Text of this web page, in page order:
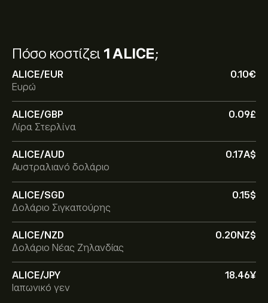
Πόσο κοστίζει 1 ALICE;
ALICE/EUR
0.10‎€‎
Ευρώ
ALICE/GBP
0.09‎£‎
Λίρα Στερλίνα
ALICE/AUD
0.17‎A$‎
Αυστραλιανό δολάριο
ALICE/SGD
0.15‎$‎
Δολάριο Σιγκαπούρης
ALICE/NZD
0.20‎NZ$‎
Δολάριο Νέας Ζηλανδίας
ALICE/JPY
18.46‎¥‎
Ιαπωνικό γεν